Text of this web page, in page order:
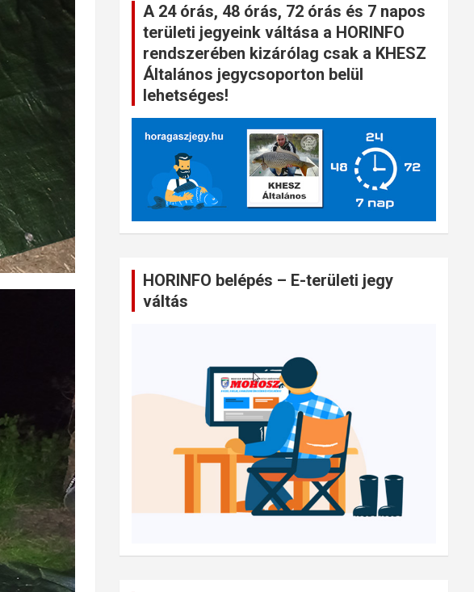
A 24 órás, 48 órás, 72 órás és 7 napos
területi jegyeink váltása a HORINFO
rendszerében kizárólag csak a KHESZ
Általános jegycsoporton belül
lehetséges!
HORINFO belépés – E-területi jegy
váltás